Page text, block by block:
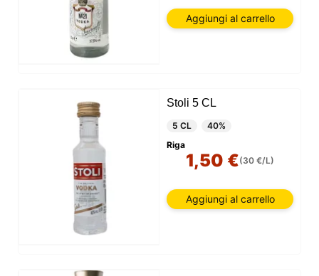
Aggiungi al carrello
Stoli 5 CL
5 CL
40%
Riga
1,50 €(30 €/L)
Aggiungi al carrello